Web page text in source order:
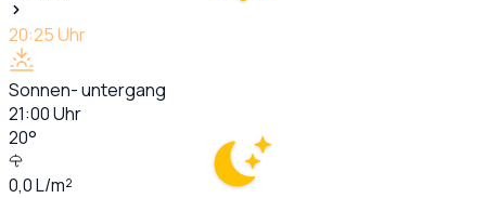
20:25Uhr
Sonnen- untergang
21:00Uhr
20°
0,0L/m²